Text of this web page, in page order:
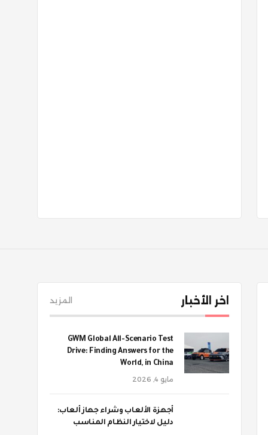
اخر الأخبار المزيد
GWM Global All-Scenario Test
Drive: Finding Answers for the
World, in China
مايو 4, 2026
أجهزة الألعاب وشراء جهاز ألعاب:
دليل لاختيار النظام المناسب